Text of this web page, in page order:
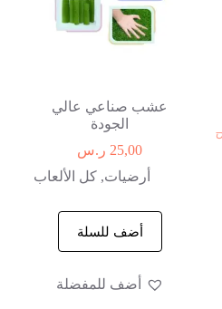
عشب صناعي عالي
الجودة
25,00 ر.س
أرضيات,كل الألعاب
أضف للسلة
أضف للمفضلة